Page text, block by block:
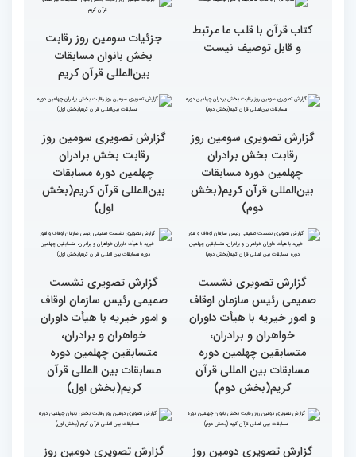
قران کریم (بخش اول)
سرلوحه امور خود قرار دهند
کتاب قرآن با قلب ما مرتبط
و قابل توصیف نیست
جزئیات سومین روز رقابت
بخش بانوان مسابقات
بین‌المللی قرآن کریم
گزارش تصویری سومین روز
رقابت بخش برادران
چهلمین دوره مسابقات
بین‌المللی قرآن کریم(بخش
گزارش تصویری سومین روز
رقابت بخش برادران
چهلمین دوره مسابقات
بین‌المللی قرآن کریم(بخش
گزارش تصویری نشست
صمیمی رئیس سازمان اوقاف
و امور خیریه با هیأت داوران
خواهران و برادران،
متسابقین چهلمین دوره
مسابقات بین المللی قرآن
کریم(بخش دوم)
گزارش تصویری نشست
صمیمی رئیس سازمان اوقاف
و امور خیریه با هیأت داوران
خواهران و برادران،
متسابقین چهلمین دوره
مسابقات بین المللی قرآن
کریم(بخش اول)